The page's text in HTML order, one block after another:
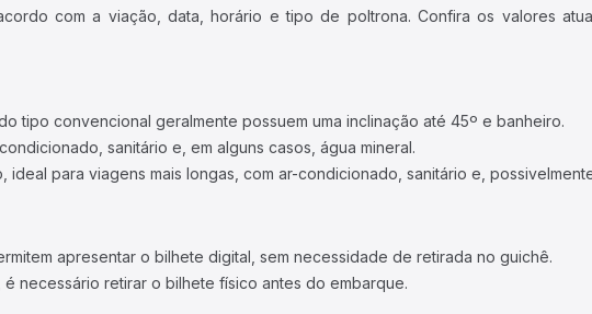
com a viação, data, horário e tipo de poltrona. Confira os valores
tipo convencional geralmente possuem uma inclinação até 45º e banheiro.
sanitário e, em alguns casos, água mineral.
ideal para viagens mais longas, com ar-condicionado, sanitário e,
apresentar o bilhete digital, sem necessidade de retirada no guichê.
é necessário retirar o bilhete físico antes do embarque.